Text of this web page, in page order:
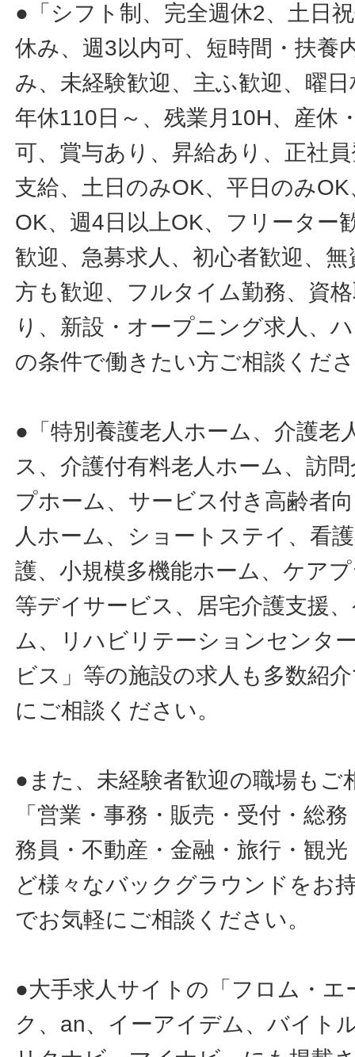
●「シフト制、完全週休2、土日
休み、週3以内可、短時間・扶養
み、未経験歓迎、主ふ歓迎、曜
年休110日～、残業月10H、産休
可、賞与あり、昇給あり、正社
支給、土日のみOK、平日のみ
OK、週4日以上OK、フリーター
歓迎、急募求人、初心者歓迎、
方も歓迎、フルタイム勤務、資
り、新設・オープニング求人、
の条件で働きたい方ご相談くだ
●「特別養護老人ホーム、介護老
ス、介護付有料老人ホーム、訪
プホーム、サービス付き高齢者
人ホーム、ショートステイ、看
護、小規模多機能ホーム、ケア
等デイサービス、居宅介護支援
ム、リハビリテーションセンタ
ビス」等の施設の求人も多数紹
にご相談ください。
●また、未経験者歓迎の職場もご
「営業・事務・販売・受付・総
務員・不動産・金融・旅行・観
ど様々なバックグラウンドをお
でお気軽にご相談ください。
●大手求人サイトの「フロム・
ク、an、イーアイデム、バイト